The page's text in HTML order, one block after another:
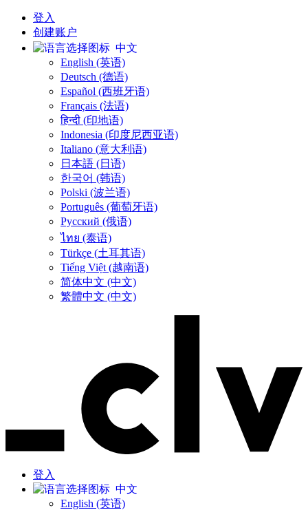
登入
创建账户
中文
English (英语)
Deutsch (德语)
Español (西班牙语)
Français (法语)
हिन्दी (印地语)
Indonesia (印度尼西亚语)
Italiano (意大利语)
日本語 (日语)
한국어 (韩语)
Polski (波兰语)
Português (葡萄牙语)
Русский (俄语)
ไทย (泰语)
Türkçe (土耳其语)
Tiếng Việt (越南语)
简体中文 (中文)
繁體中文 (中文)
登入
中文
English (英语)